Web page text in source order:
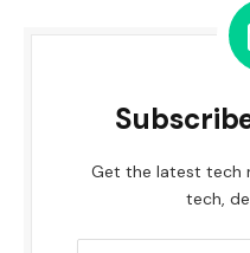
Get the latest tech
tech,